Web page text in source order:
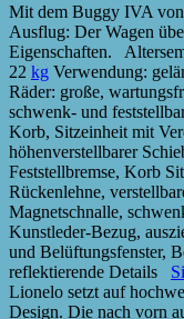
Mit dem Buggy IVA
Ausflug: Der Wagen
Eigenschaften.
22 kg Verwendung:
Räder: große,
schwenk- und
Korb, Sitzeinheit mit
höhenverstellbarer
Feststellbremse, Korb
Rückenlehne,
Magnetschnalle,
Kunstleder-Bezug,
und Belüftungsfenster,
reflektierende Details
Lionelo setzt auf
Design. Die nach vorn